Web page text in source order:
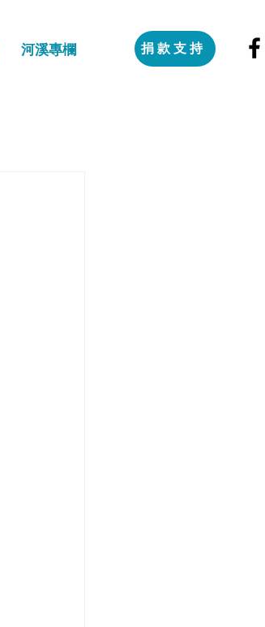
河溪專欄 捐款支持